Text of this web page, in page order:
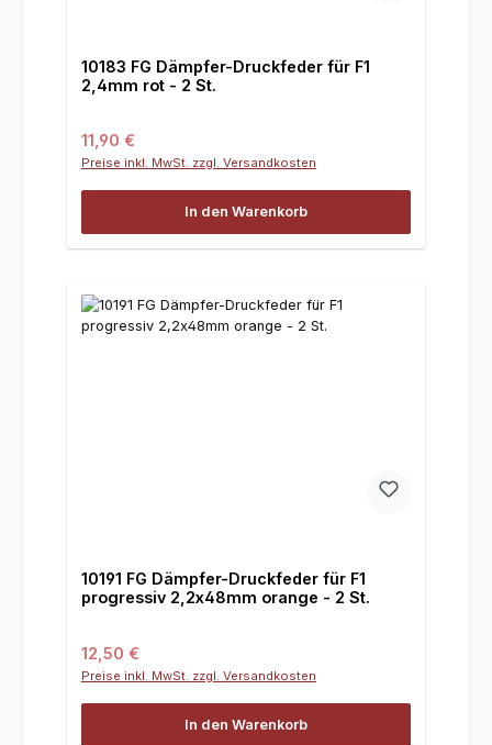
10183 FG Dämpfer-Druckfeder für F1
2,4mm rot - 2 St.
Regulärer Preis:
11,90 €
Preise inkl. MwSt. zzgl. Versandkosten
In den Warenkorb
10191 FG Dämpfer-Druckfeder für F1
progressiv 2,2x48mm orange - 2 St.
Regulärer Preis:
12,50 €
Preise inkl. MwSt. zzgl. Versandkosten
In den Warenkorb